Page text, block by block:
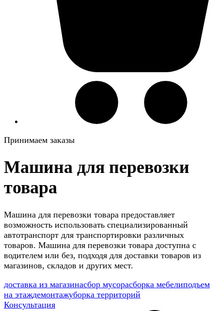
Принимаем заказы
Машина для перевозки
товара
Машина для перевозки товара предоставляет
возможность использовать специализированный
автотранспорт для транспортировки различных
товаров. Машина для перевозки товара доступна с
водителем или без, подходя для доставки товаров из
магазинов, складов и других мест.
доставка из магазинасбор мусорасборка мебелиподъем
на этаждемонтажуборка территорий
Консультация